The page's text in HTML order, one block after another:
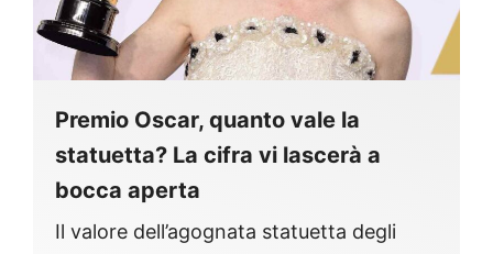
Premio Oscar, quanto vale la
statuetta? La cifra vi lascerà a
bocca aperta
Il valore dell’agognata statuetta degli